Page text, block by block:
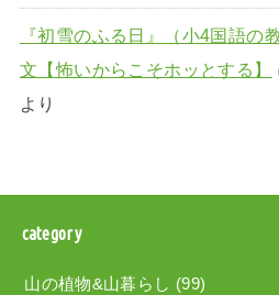
『初雪のふる日』（小4国語の
文【怖いからこそホッとする】
より
category
山の植物&山暮らし (99)